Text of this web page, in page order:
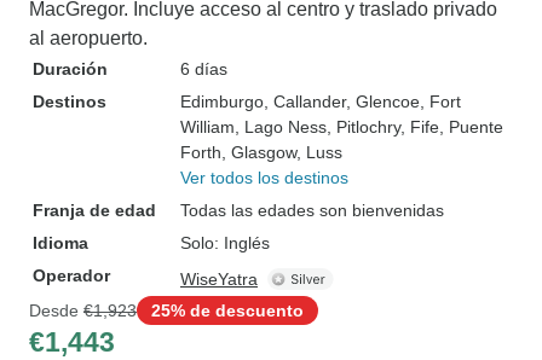
MacGregor. Incluye acceso al centro y traslado privado
al aeropuerto.
Duración
6 días
Destinos
Edimburgo , Callander, Glencoe , Fort
William , Lago Ness , Pitlochry, Fife , Puente
Forth , Glasgow, Luss
Ver todos los destinos
Franja de edad
Todas las edades son bienvenidas
Idioma
Solo: Inglés
Operador
WiseYatra
Desde €1,923 25% de descuento
€1,443